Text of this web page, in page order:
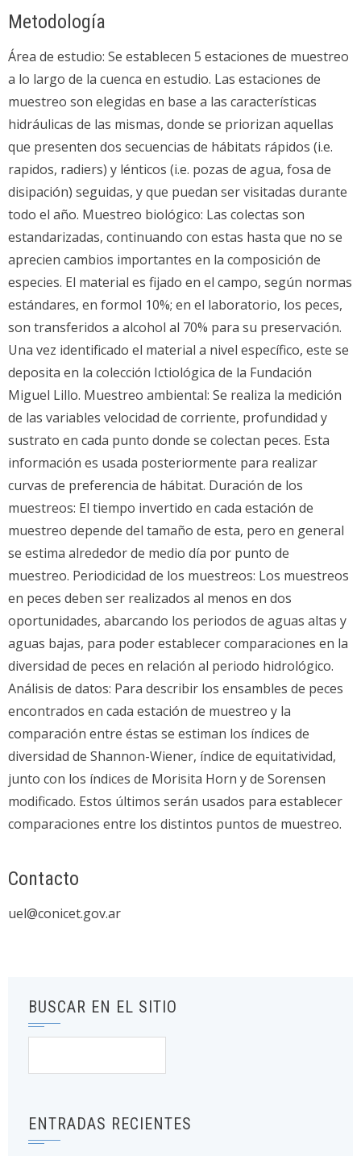
Metodología
Área de estudio: Se establecen 5 estaciones de muestreo
a lo largo de la cuenca en estudio. Las estaciones de
muestreo son elegidas en base a las características
hidráulicas de las mismas, donde se priorizan aquellas
que presenten dos secuencias de hábitats rápidos (i.e.
rapidos, radiers) y lénticos (i.e. pozas de agua, fosa de
disipación) seguidas, y que puedan ser visitadas durante
todo el año. Muestreo biológico: Las colectas son
estandarizadas, continuando con estas hasta que no se
aprecien cambios importantes en la composición de
especies. El material es fijado en el campo, según normas
estándares, en formol 10%; en el laboratorio, los peces,
son transferidos a alcohol al 70% para su preservación.
Una vez identificado el material a nivel específico, este se
deposita en la colección Ictiológica de la Fundación
Miguel Lillo. Muestreo ambiental: Se realiza la medición
de las variables velocidad de corriente, profundidad y
sustrato en cada punto donde se colectan peces. Esta
información es usada posteriormente para realizar
curvas de preferencia de hábitat. Duración de los
muestreos: El tiempo invertido en cada estación de
muestreo depende del tamaño de esta, pero en general
se estima alrededor de medio día por punto de
muestreo. Periodicidad de los muestreos: Los muestreos
en peces deben ser realizados al menos en dos
oportunidades, abarcando los periodos de aguas altas y
aguas bajas, para poder establecer comparaciones en la
diversidad de peces en relación al periodo hidrológico.
Análisis de datos: Para describir los ensambles de peces
encontrados en cada estación de muestreo y la
comparación entre éstas se estiman los índices de
diversidad de Shannon-Wiener, índice de equitatividad,
junto con los índices de Morisita Horn y de Sorensen
modificado. Estos últimos serán usados para establecer
comparaciones entre los distintos puntos de muestreo.
Contacto
uel@conicet.gov.ar
BUSCAR EN EL SITIO
ENTRADAS RECIENTES